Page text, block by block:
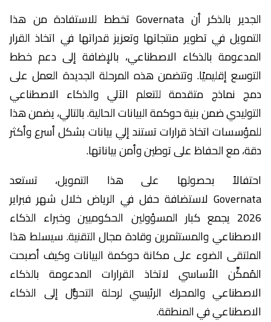
الجدير بالذكر أن Governata تخطط للاستفادة من هذا
التمويل في تطوير منتجاتها وتعزيز قدراتها في اتخاذ القرار
المدعومة بالذكاء الاصطناعي، بالإضافة إلى دعم خطط
التوسع إقليميًا. وتتضمن هذه المرحلة الجديدة العمل على
دمج نماذج متقدمة للتعلم الآلي والذكاء الاصطناعي
التوليدي ضمن بنية حوكمة البيانات الحالية. بالتالي، يضمن هذا
للمؤسسات اتخاذ قرارات تستند إلي بيانات بشكل أسرع وأكثر
دقة، مع الحفاظ على توطين وأمن بياناتها.
احتفالاً بحصولها على هذا التمويل، تستعد
Governata لاستضافة حفل في الرياض خلال شهر فبراير
2026 يجمع كبار المسؤولين الحكوميين وخبراء الذكاء
الاصطناعي والمستثمرين وقادة مجال التقنية. سيسلط هذا
الملتقى الضوء على مكانة حوكمة البيانات وكيف أصبحت
المُمكِّن الأساسي لاتخاذ القرارات المدعومة بالذكاء
الاصطناعي والمحرك الرئيسي لرحلة التحوُّل إلى الذكاء
الاصطناعي في المنطقة.